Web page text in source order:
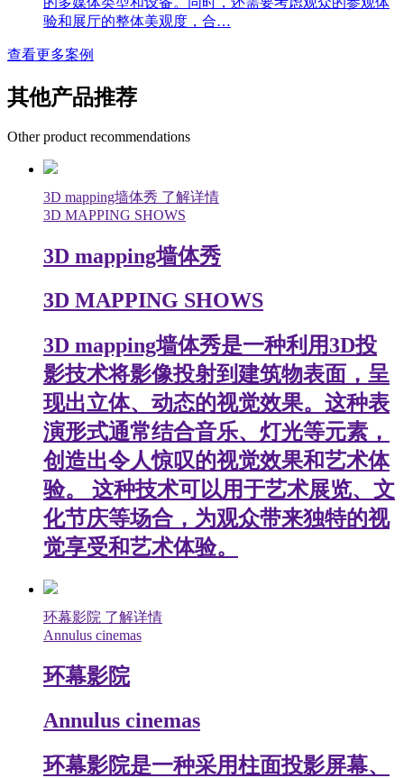
验和展厅的整体美观度，合…
查看更多案例
其他产品推荐
Other product recommendations
3D mapping墙体秀 了解详情
3D MAPPING SHOWS
3D mapping墙体秀
3D MAPPING SHOWS
3D mapping墙体秀是一种利用3D投
影技术将影像投射到建筑物表面，呈
现出立体、动态的视觉效果。这种表
演形式通常结合音乐、灯光等元素，
创造出令人惊叹的视觉效果和艺术体
验。 这种技术可以用于艺术展览、文
化节庆等场合，为观众带来独特的视
觉享受和艺术体验。
环幕影院 了解详情
Annulus cinemas
环幕影院
Annulus cinemas
环幕影院是一种采用柱面投影屏幕、